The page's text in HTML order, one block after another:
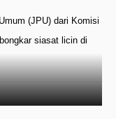
(JPU) dari Komisi
siasat licin di